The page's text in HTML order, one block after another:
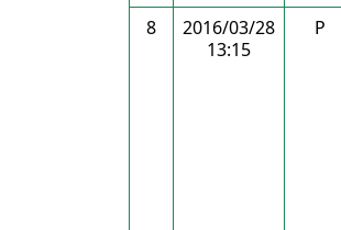
8
2016/03/28
13:15
P